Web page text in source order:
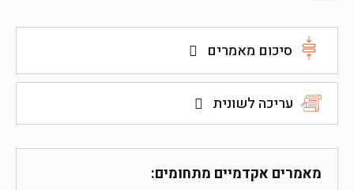
סיכום מאמרים
עריכה לשונית
מאמרים אקדמיים מתחומים: